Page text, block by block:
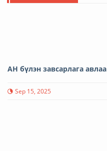
АН бүлэн завсарлага авлаа
Sep 15, 2025